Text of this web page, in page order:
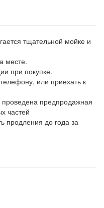
тщательной мойке и
месте.
при покупке.
или приехать к
предпродажная
частей
продления до года за